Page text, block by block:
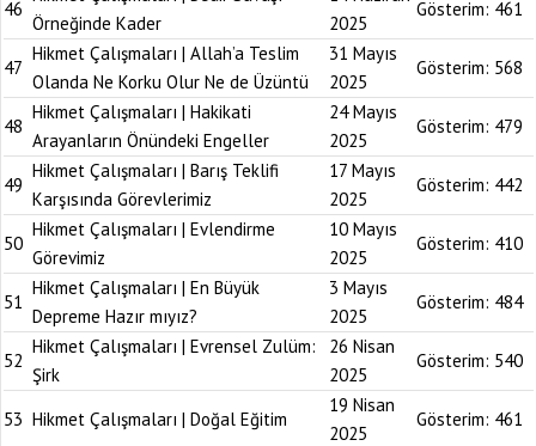
46
Örneğinde Kader
2025
Gösterim: 461
47
Hikmet Çalışmaları | Allah’a Teslim
Olanda Ne Korku Olur Ne de Üzüntü
31 Mayıs
2025
Gösterim: 568
48
Hikmet Çalışmaları | Hakikati
Arayanların Önündeki Engeller
24 Mayıs
2025
Gösterim: 479
49
Hikmet Çalışmaları | Barış Teklifi
Karşısında Görevlerimiz
17 Mayıs
2025
Gösterim: 442
50
Hikmet Çalışmaları | Evlendirme
Görevimiz
10 Mayıs
2025
Gösterim: 410
51
Hikmet Çalışmaları | En Büyük
Depreme Hazır mıyız?
3 Mayıs
2025
Gösterim: 484
52
Hikmet Çalışmaları | Evrensel Zulüm:
Şirk
26 Nisan
2025
Gösterim: 540
53 Hikmet Çalışmaları | Doğal Eğitim
19 Nisan
2025
Gösterim: 461